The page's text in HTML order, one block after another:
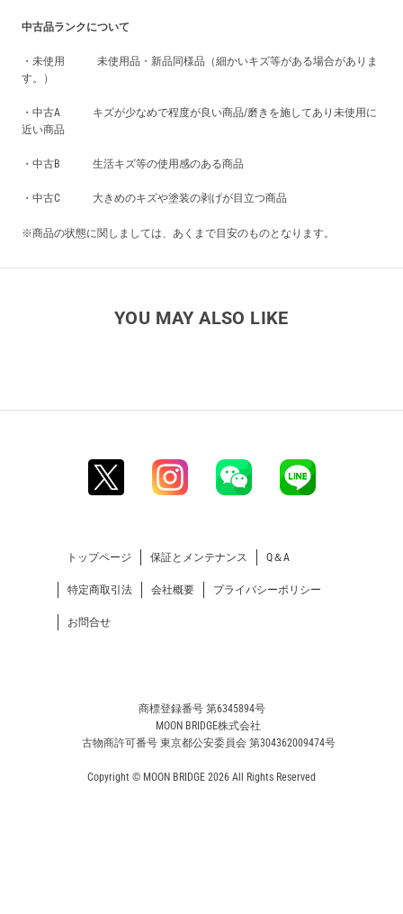
中古品ランクについて
・未使用 未使用品・新品同様品（細かいキズ等がある場合がありま
す。）
・中古A キズが少なめで程度が良い商品/磨きを施してあり未使用に
近い商品
・中古B 生活キズ等の使用感のある商品
・中古C 大きめのキズや塗装の剥げが目立つ商品
※商品の状態に関しましては、あくまで目安のものとなります。
YOU MAY ALSO LIKE
トップページ 保証とメンテナンス Q＆A
特定商取引法 会社概要 プライバシーポリシー
お問合せ
商標登録番号 第6345894号
MOON BRIDGE株式会社
古物商許可番号 東京都公安委員会 第304362009474号
Copyright © MOON BRIDGE 2026 All Rights Reserved